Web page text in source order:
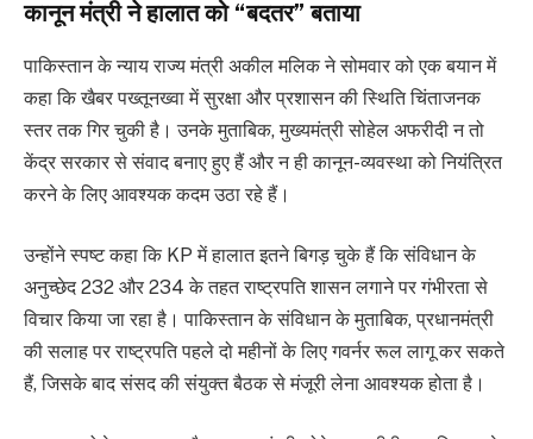
कानून मंत्री ने हालात को “बदतर” बताया
पाकिस्तान के न्याय राज्य मंत्री अकील मलिक ने सोमवार को एक बयान में
कहा कि खैबर पख्तूनख्वा में सुरक्षा और प्रशासन की स्थिति चिंताजनक
स्तर तक गिर चुकी है। उनके मुताबिक, मुख्यमंत्री सोहेल अफरीदी न तो
केंद्र सरकार से संवाद बनाए हुए हैं और न ही कानून-व्यवस्था को नियंत्रित
करने के लिए आवश्यक कदम उठा रहे हैं।
उन्होंने स्पष्ट कहा कि KP में हालात इतने बिगड़ चुके हैं कि संविधान के
अनुच्छेद 232 और 234 के तहत राष्ट्रपति शासन लगाने पर गंभीरता से
विचार किया जा रहा है। पाकिस्तान के संविधान के मुताबिक, प्रधानमंत्री
की सलाह पर राष्ट्रपति पहले दो महीनों के लिए गवर्नर रूल लागू कर सकते
हैं, जिसके बाद संसद की संयुक्त बैठक से मंजूरी लेना आवश्यक होता है।